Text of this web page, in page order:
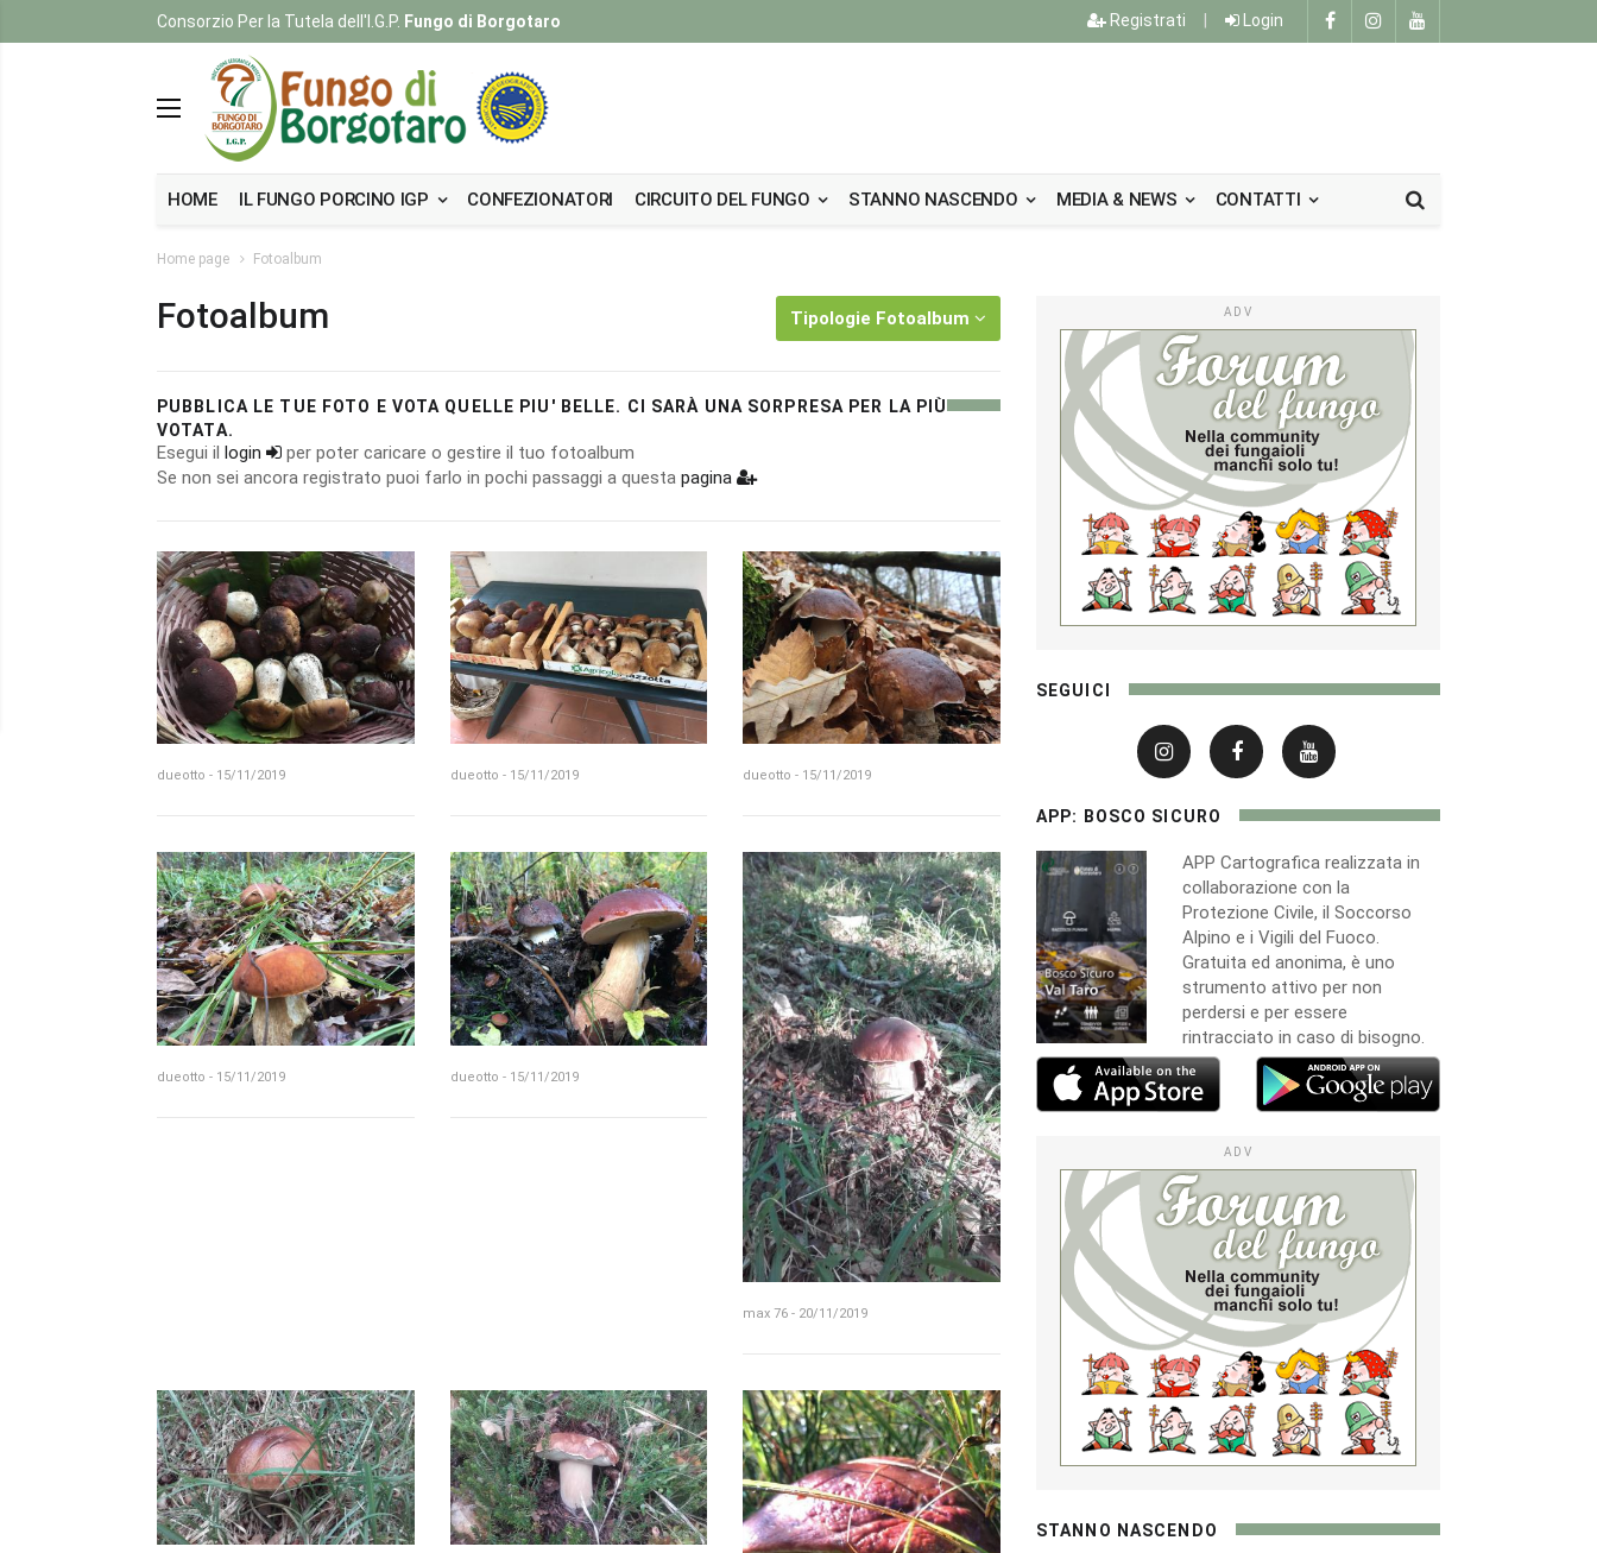
Consorzio Per la Tutela dell'I.G.P. Fungo di Borgotaro Registrati Login
HOME IL FUNGO PORCINO IGP CONFEZIONATORI CIRCUITO DEL FUNGO STANNO NASCENDO MEDIA & NEWS CONTATTI
Home page Fotoalbum
Fotoalbum Tipologie Fotoalbum
PUBBLICA LE TUE FOTO E VOTA QUELLE PIU' BELLE. CI SARÀ UNA SORPRESA PER LA PIÙ
VOTATA.
Esegui il login
per poter caricare o gestire il tuo fotoalbum
Se non sei ancora registrato puoi farlo in pochi passaggi a questa pagina
dueotto - 15/11/2019 dueotto - 15/11/2019 dueotto - 15/11/2019
dueotto - 15/11/2019 dueotto - 15/11/2019
max 76 - 20/11/2019
ADV
SEGUICI
APP: BOSCO SICURO
APP Cartografica realizzata in
collaborazione con la
Protezione Civile, il Soccorso
Alpino e i Vigili del Fuoco.
Gratuita ed anonima, è uno
strumento attivo per non
perdersi e per essere
rintracciato in caso di bisogno.
ADV
STANNO NASCENDO